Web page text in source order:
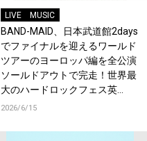
LIVE MUSIC
BAND-MAID、日本武道館2days
でファイナルを迎えるワールド
ツアーのヨーロッパ編を全公演
ソールドアウトで完走！世界最
大のハードロックフェス英
『Download Festival』でも熱
2026/6/15